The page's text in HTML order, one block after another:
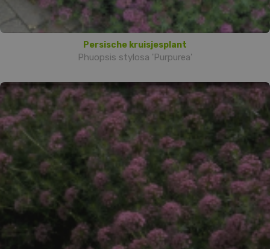
Persische kruisjesplant
Phuopsis stylosa 'Purpurea'